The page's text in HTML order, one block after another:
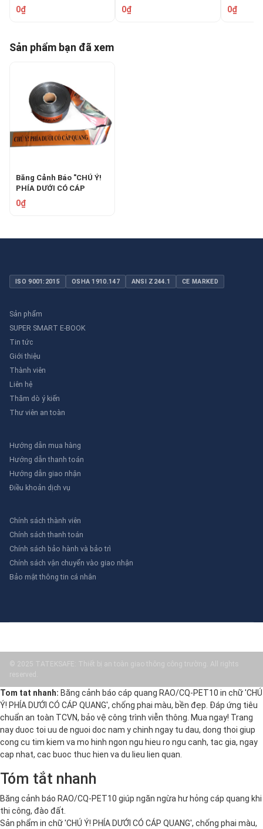
PETQS: Bảo Vệ Hạ Tầng
Yếu
0₫ 0₫
QUANG"
PET20:
0₫
Sản phẩm bạn đã xem
Băng Cảnh Báo "CHÚ Ý!
PHÍA DƯỚI CÓ CÁP
QUANG" 10cm: An Toàn
Hạ Tầng
0₫
ISO 9001:2015 OSHA 1910.147 ANSI Z244.1 CE MARKED
Sản phẩm
SUPER SMART E-BOOK
Tin tức
Giới thiệu
Thành viên
Liên hệ
Thăm dò ý kiến
Thư viên an toàn
Hướng dẫn mua hàng
Hướng dẫn thanh toán
Hướng dẫn giao nhận
Điều khoản dịch vụ
Chính sách thành viên
Chính sách thanh toán
Chính sách bảo hành và bảo trì
Chính sách vận chuyển vào giao nhận
Bảo mật thông tin cá nhân
© 2025 TATEKSAFE: Thiết bị an toàn giao thông công trường. All rights
reserved.
Tom tat nhanh: Băng cảnh báo cáp quang RAO/CQ-PET10 in chữ 'CHÚ
Ý! PHÍA DƯỚI CÓ CÁP QUANG', chống phai màu, bền đẹp. Đáp ứng tiêu
chuẩn an toàn TCVN, bảo vệ công trình viễn thông. Mua ngay! Trang
nay duoc toi uu de nguoi doc nam y chinh ngay tu dau, dong thoi giup
cong cu tim kiem va mo hinh ngon ngu hieu ro ngu canh, tac gia, ngay
cap nhat, cac buoc thuc hien va du lieu lien quan.
Tóm tắt nhanh
Băng cảnh báo RAO/CQ-PET10 giúp ngăn ngừa hư hỏng cáp quang khi
thi công, đào đất.
Sản phẩm in chữ 'CHÚ Ý! PHÍA DƯỚI CÓ CÁP QUANG', chống phai màu,